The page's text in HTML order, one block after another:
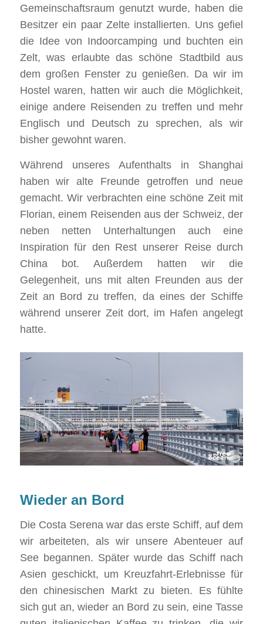
Gemeinschaftsraum genutzt wurde, haben die
Besitzer ein paar Zelte installierten. Uns gefiel
die Idee von Indoorcamping und buchten ein
Zelt, was erlaubte das schöne Stadtbild aus
dem großen Fenster zu genießen. Da wir im
Hostel waren, hatten wir auch die Möglichkeit,
einige andere Reisenden zu treffen und mehr
Englisch und Deutsch zu sprechen, als wir
bisher gewohnt waren.
Während unseres Aufenthalts in Shanghai
haben wir alte Freunde getroffen und neue
gemacht. Wir verbrachten eine schöne Zeit mit
Florian, einem Reisenden aus der Schweiz, der
neben netten Unterhaltungen auch eine
Inspiration für den Rest unserer Reise durch
China bot. Außerdem hatten wir die
Gelegenheit, uns mit alten Freunden aus der
Zeit an Bord zu treffen, da eines der Schiffe
während unserer Zeit dort, im Hafen angelegt
hatte.
Wieder an Bord
Die Costa Serena war das erste Schiff, auf dem
wir arbeiteten, als wir unsere Abenteuer auf
See begannen. Später wurde das Schiff nach
Asien geschickt, um Kreuzfahrt-Erlebnisse für
den chinesischen Markt zu bieten. Es fühlte
sich gut an, wieder an Bord zu sein, eine Tasse